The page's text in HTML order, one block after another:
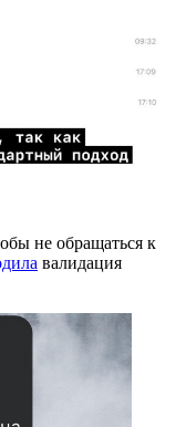
не обращаться к
валидация